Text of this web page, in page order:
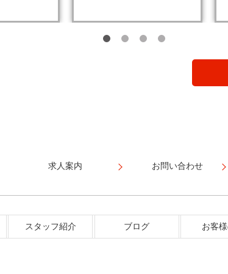
求人案内 お問い合わせ
スタッフ紹介 ブログ お客